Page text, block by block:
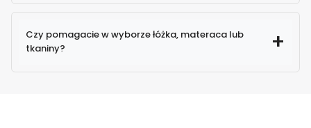
Czy pomagacie w wyborze łóżka, materaca lub
tkaniny?